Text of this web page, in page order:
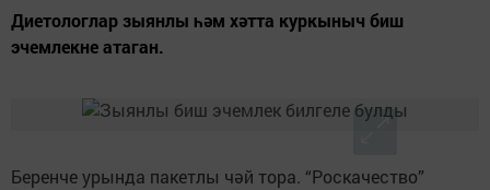
Диетологлар зыянлы һәм хәтта куркыныч биш
эчемлекне атаган.
Беренче урында пакетлы чәй тора. “Роскачество”